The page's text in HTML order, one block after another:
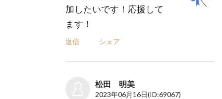
加したいです！応援して
ます！
返信 シェア
松田 明美
2023年06月16日(ID:69067)